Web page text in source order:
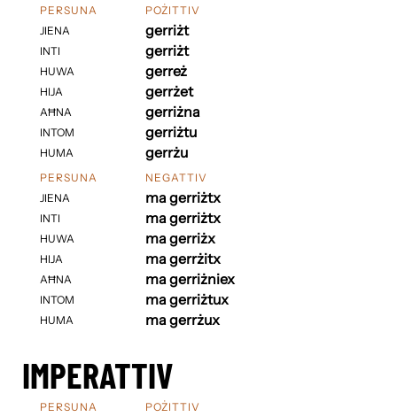
PERSUNA
JIENA
INTI
HUWA
HIJA
AĦNA
INTOM
HUMA
POŻITTIV
gerriżt
gerriżt
gerreż
gerrżet
gerriżna
gerriżtu
gerrżu
PERSUNA
JIENA
INTI
HUWA
HIJA
AĦNA
INTOM
HUMA
NEGATTIV
ma gerriżtx
ma gerriżtx
ma gerriżx
ma gerrżitx
ma gerriżniex
ma gerriżtux
ma gerrżux
IMPERATTIV
PERSUNA
POŻITTIV